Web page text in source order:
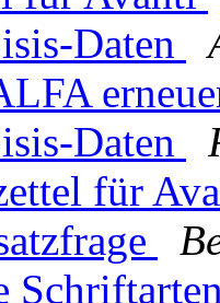
Daten
Daten
für